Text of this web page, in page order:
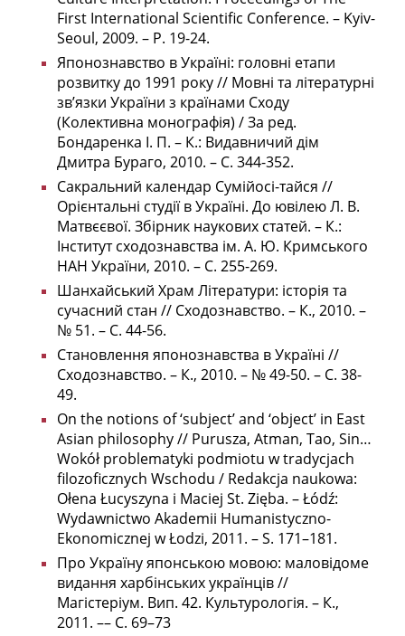
First International Scientific Conference. – Kyiv-
Seoul, 2009. – P. 19-24.
Японознавство в Україні: головні етапи
розвитку до 1991 року // Мовні та літературні
зв’язки України з країнами Сходу
(Колективна монографія) / За ред.
Бондаренка І. П. – К.: Видавничий дім
Дмитра Бураго, 2010. – С. 344-352.
Сакральний календар Сумійосі-тайся //
Орієнтальні студії в Україні. До ювілею Л. В.
Матвєєвої. Збірник наукових статей. – К.:
Інститут сходознавства ім. А. Ю. Кримського
НАН України, 2010. – С. 255-269.
Шанхайський Храм Літератури: історія та
сучасний стан // Сходознавство. – К., 2010. –
№ 51. – С. 44-56.
Становлення японознавства в Україні //
Сходознавство. – К., 2010. – № 49-50. – С. 38-
49.
On the notions of ‘subject’ and ‘object’ in East
Asian philosophy // Purusza, Atman, Tao, Sin…
Wokół problematyki podmiotu w tradycjach
filozoficznych Wschodu / Redakcja naukowa:
Ołena Łucyszyna i Maciej St. Zięba. – Łódź:
Wydawnictwo Akademii Humanistyczno-
Ekonomicznej w Łodzi, 2011. – S. 171–181.
Про Україну японською мовою: маловідоме
видання харбінських українців //
Магістеріум. Вип. 42. Культурологія. – К.,
2011. –– С. 69–73